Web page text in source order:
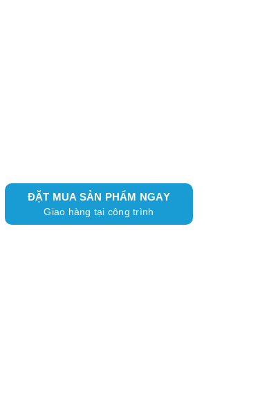
ĐẶT MUA SẢN PHẨM NGAY
Giao hàng tại công trình